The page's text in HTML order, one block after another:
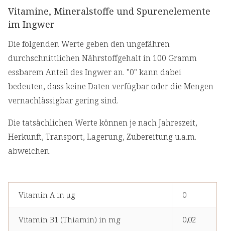
Vitamine, Mineralstoffe und Spurenelemente
im Ingwer
Die folgenden Werte geben den ungefähren
durchschnittlichen Nährstoffgehalt in 100 Gramm
essbarem Anteil des Ingwer an. "0" kann dabei
bedeuten, dass keine Daten verfügbar oder die Mengen
vernachlässigbar gering sind.
Die tatsächlichen Werte können je nach Jahreszeit,
Herkunft, Transport, Lagerung, Zubereitung u.a.m.
abweichen.
Vitamin A in μg 0
Vitamin B1 (Thiamin) in mg 0,02